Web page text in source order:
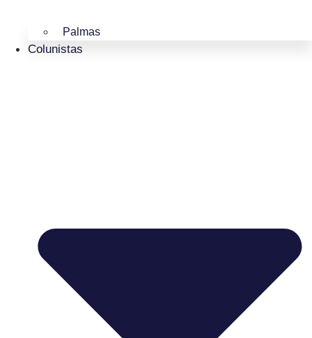
Palmas
Colunistas